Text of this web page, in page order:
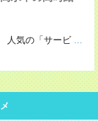
人気の「サービ ...